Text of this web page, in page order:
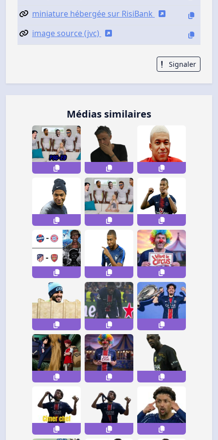
miniature hébergée sur RisiBank
image source (jvc)
Signaler
Médias similaires